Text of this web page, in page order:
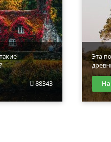
88343
Эта